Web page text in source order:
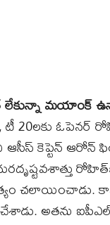
మయాంక్‌
టీ 20లకు
ఆసీస్‌ కెప్టెన్‌ ఆరోన్‌
చలాయించాడు.
చేశాడు. అతను